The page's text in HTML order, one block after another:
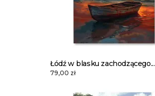
Łódź w blasku zachodzącego...
79,00 zł